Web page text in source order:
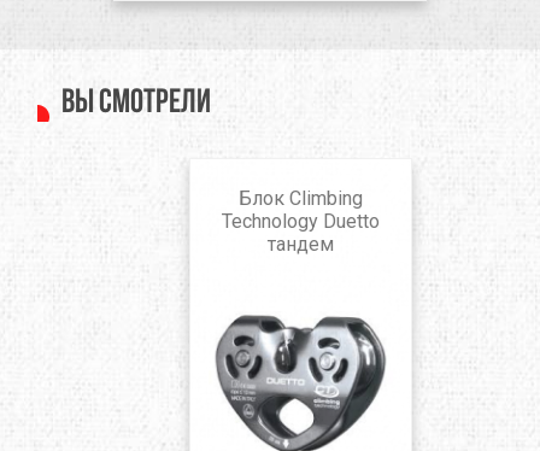
Вы смотрели
Блок Climbing
Technology Duetto
тандем